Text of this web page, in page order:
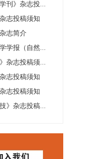
刊》杂志投...
志投稿须知
志简介
学报（自然...
杂志投稿须...
志投稿须知
志投稿须知
》杂志投稿...